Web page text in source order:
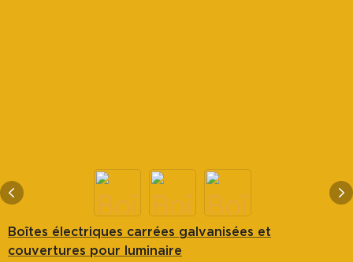
Boîtes électriques carrées galvanisées et
couvertures pour luminaire